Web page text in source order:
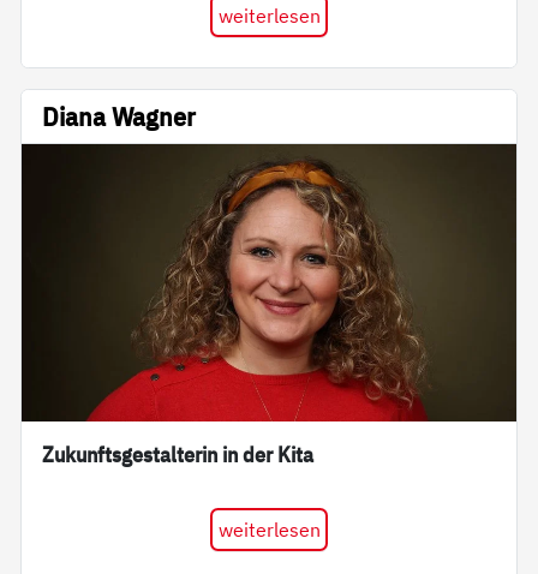
weiterlesen
Diana Wagner
Zukunftsgestalterin in der Kita
weiterlesen